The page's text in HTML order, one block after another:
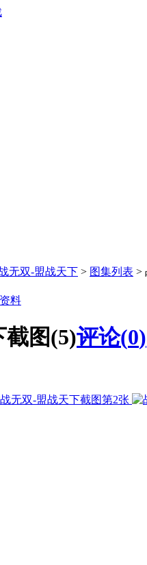
无双-盟战天下 > 图集列表 >
料
图(5)评论(0)